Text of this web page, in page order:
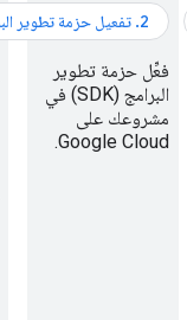
فعِّل حزمة تطوير
البرامج (SDK) في
مشروعك على
Google Cloud.